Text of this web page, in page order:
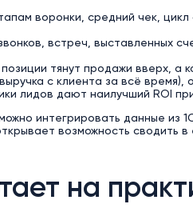
воронки, средний чек,
встреч, выставленных
позиции тянут продажи вверх, а
с клиента за всё время),
лидов дают наилучший ROI
интегрировать данные из
возможность сводить
на